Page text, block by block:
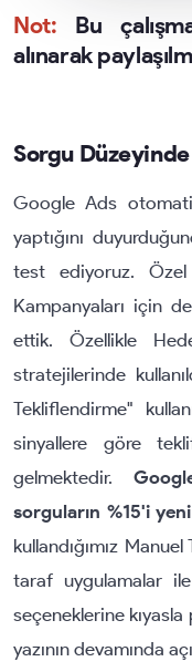
Not: Bu
alınarak
Sorgu
Google Ads
yaptığını
test ediyoruz. Özel
Kampanyaları için
ettik. Özellikle
stratejilerinde
Tekliflendirme"
sinyallere göre
gelmektedir.
sorguların %15'i
kullandığımız
taraf uygulamalar
seçeneklerine
yazının devamında